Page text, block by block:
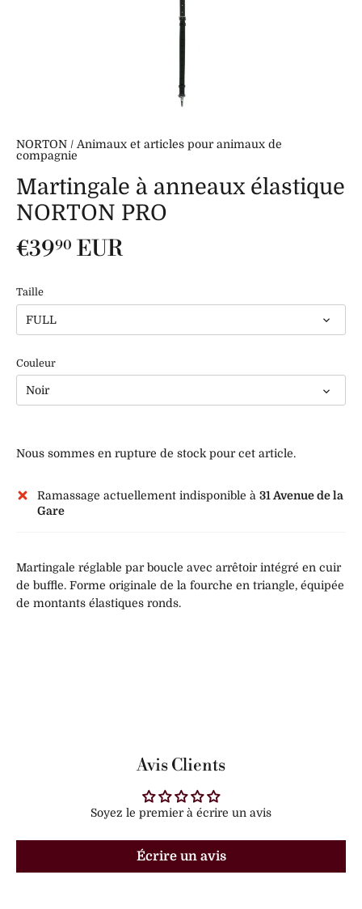
NORTON / Animaux et articles pour animaux de
compagnie
Martingale à anneaux élastique
NORTON PRO
€3990 EUR
Taille
FULL
Couleur
Noir
Nous sommes en rupture de stock pour cet article.
Ramassage actuellement indisponible à 31 Avenue de la
Gare
Martingale réglable par boucle avec arrêtoir intégré en cuir
de buffle. Forme originale de la fourche en triangle, équipée
de montants élastiques ronds.
Avis Clients
Soyez le premier à écrire un avis
Écrire un avis